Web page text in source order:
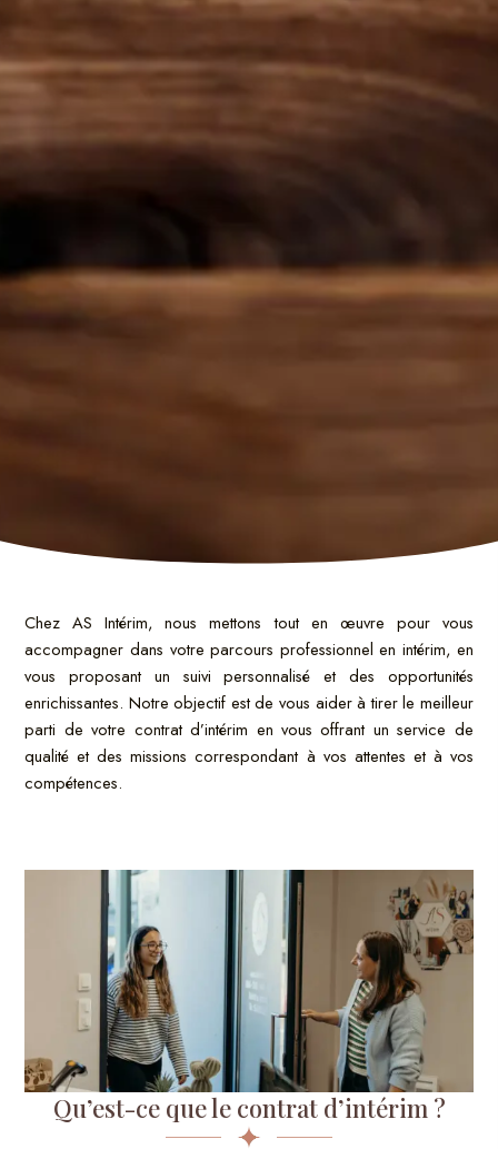
Chez AS Intérim, nous mettons tout en œuvre pour vous
accompagner dans votre parcours professionnel en intérim, en
vous proposant un suivi personnalisé et des opportunités
enrichissantes. Notre objectif est de vous aider à tirer le meilleur
parti de votre contrat d’intérim en vous offrant un service de
qualité et des missions correspondant à vos attentes et à vos
compétences.
Qu’est-ce que le contrat d’intérim ?